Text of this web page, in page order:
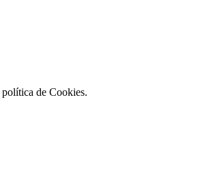
política de Cookies.